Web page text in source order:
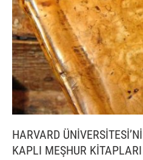
HARVARD
KAPLI MEŞHUR KİTAPLARI